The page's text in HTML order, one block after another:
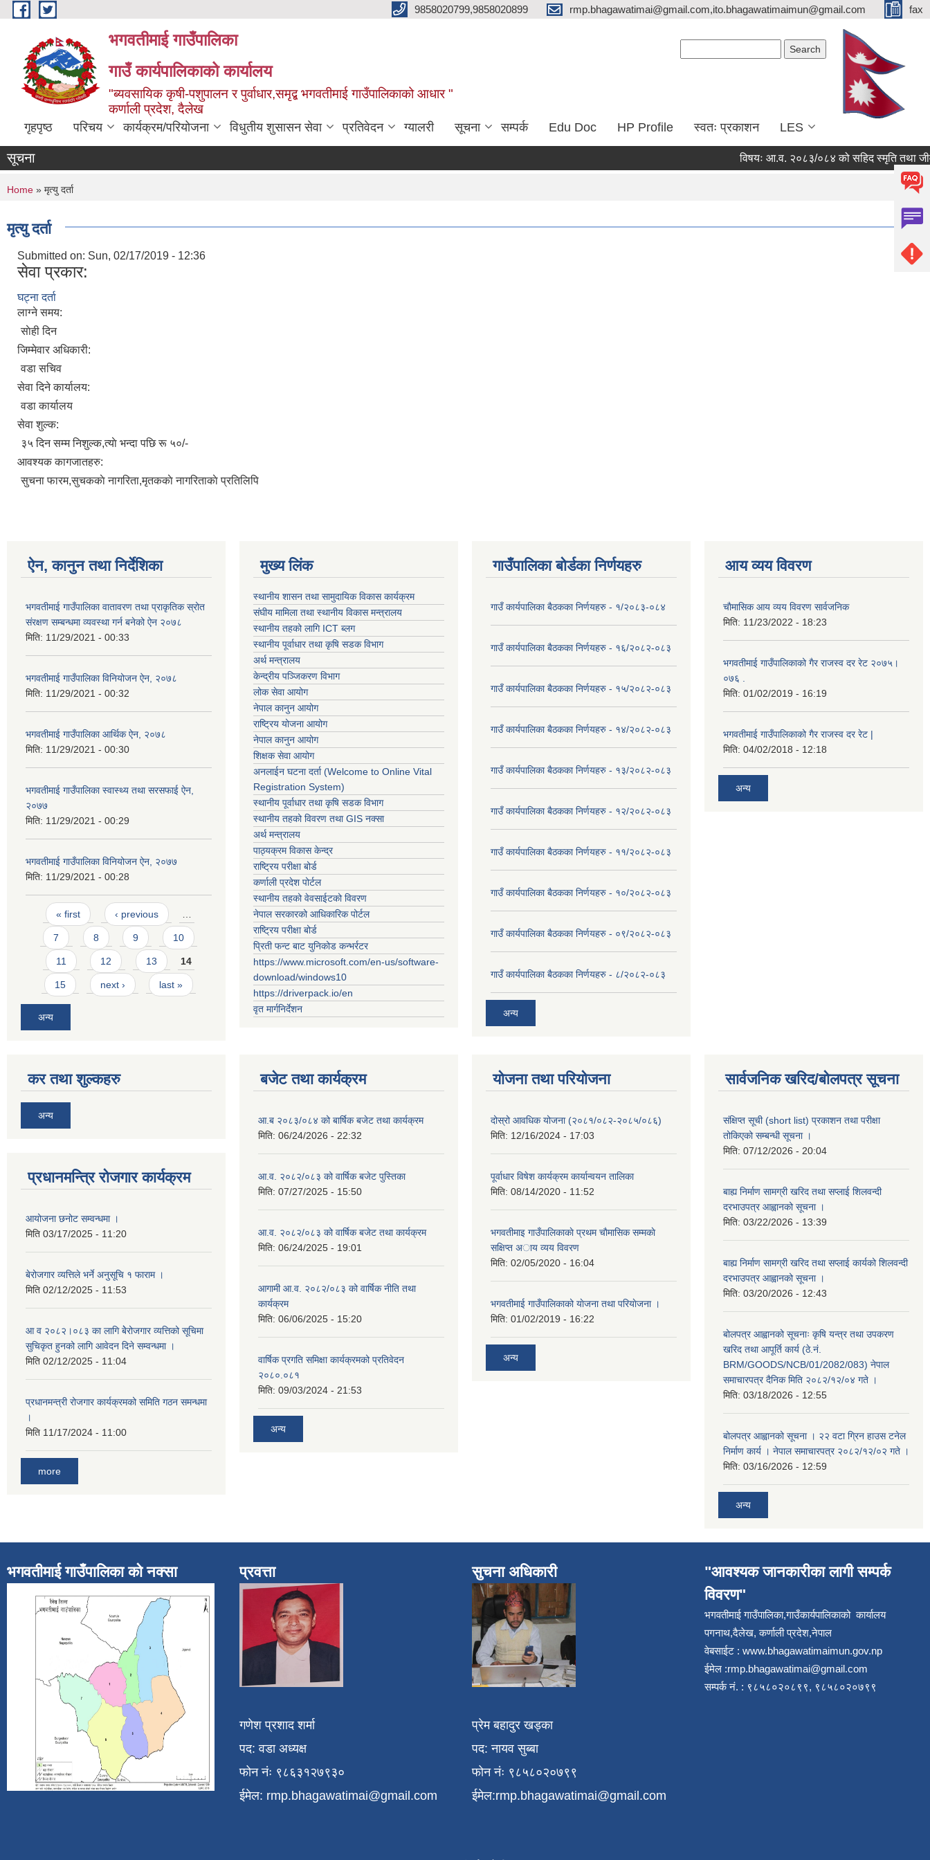
Skip to main content 9858020799,9858020899 rmp.bhagawatimai@gmail.com,ito.bhagawatimaimun@gmail.com fax
भगवतीमाई गाउँपालिका
गाउँ कार्यपालिकाको कार्यालय
"ब्यवसायिक कृषी-पशुपालन र पुर्वाधार,समृद्ब भगवतीमाई गाउँपालिकाको आधार "
कर्णाली प्रदेश, दैलेख
गृहपृष्ठ परिचय कार्यक्रम/परियोजना विधुतीय शुसासन सेवा प्रतिवेदन ग्यालरी सूचना सम्पर्क Edu Doc HP Profile स्वतः प्रकाशन LES
सूचना विषयः आ.व. २०८३/०८४ को सहिद स्मृति तथा जीवन
You are here
Home » मृत्यु दर्ता
मृत्यु दर्ता
Submitted on: Sun, 02/17/2019 - 12:36
सेवा प्रकार:
घट्ना दर्ता
लाग्ने समय:
साेही दिन
जिम्मेवार अधिकारी:
वडा सचिव
सेवा दिने कार्यालय:
वडा कार्यालय
सेवा शुल्क:
३५ दिन सम्म निशुल्क,त्याे भन्दा पछि रू ५०/-
आवश्यक कागजातहरु:
सुचना फारम,सुचककाे नागरिता,मृतककाे नागरिताकाे प्रतिलिपि
ऐन, कानुन तथा निर्देशिका
भगवतीमाई गाउँपालिका वातावरण तथा प्राकृतिक स्रोत
संरक्षण सम्बन्धमा व्यवस्था गर्न बनेको ऐन २०७८
मिति: 11/29/2021 - 00:33
भगवतीमाई गाउँपालिका विनियोजन ऐन, २०७८
मिति: 11/29/2021 - 00:32
भगवतीमाई गाउँपालिका आर्थिक ऐन, २०७८
मिति: 11/29/2021 - 00:30
भगवतीमाई गाउँपालिका स्वास्थ्य तथा सरसफाई ऐन,
२०७७
मिति: 11/29/2021 - 00:29
भगवतीमाई गाउँपालिका विनियोजन ऐन, २०७७
मिति: 11/29/2021 - 00:28
Pages
« first ‹ previous …
7 8 9 10
11 12 13 14
15 next › last »
अन्य
मुख्य लिंक
स्थानीय शासन तथा सामुदायिक विकास कार्यक्रम
संघीय मामिला तथा स्थानीय विकास मन्त्रालय
स्थानीय तहको लागि ICT ब्लग
स्थानीय पूर्वाधार तथा कृषि सडक विभाग
अर्थ मन्त्रालय
केन्द्रीय पञ्जिकरण विभाग
लोक सेवा आयोग
नेपाल कानुन आयोग
राष्ट्रिय योजना आयोग
नेपाल कानुन आयोग
शिक्षक सेवा आयोग
अनलाईन घटना दर्ता (Welcome to Online Vital
Registration System)
स्थानीय पूर्वाधार तथा कृषि सडक विभाग
स्थानीय तहको विवरण तथा GIS नक्सा
अर्थ मन्त्रालय
पाठ्यक्रम विकास केन्द्र
राष्ट्रिय परीक्षा बोर्ड
कर्णाली प्रदेश पोर्टल
स्थानीय तहको वेवसाईटको विवरण
नेपाल सरकारको आधिकारिक पोर्टल
राष्ट्रिय परीक्षा बोर्ड
प्रिती फन्ट बाट युनिकोड कन्भर्रटर
https://www.microsoft.com/en-us/software-
download/windows10
https://driverpack.io/en
वृत मार्गनिर्देशन
गाउँपालिका बोर्डका निर्णयहरु
गाउँ कार्यपालिका बैठकका निर्णयहरु - १/२०८३-०८४
गाउँ कार्यपालिका बैठकका निर्णयहरु - १६/२०८२-०८३
गाउँ कार्यपालिका बैठकका निर्णयहरु - १५/२०८२-०८३
गाउँ कार्यपालिका बैठकका निर्णयहरु - १४/२०८२-०८३
गाउँ कार्यपालिका बैठकका निर्णयहरु - १३/२०८२-०८३
गाउँ कार्यपालिका बैठकका निर्णयहरु - १२/२०८२-०८३
गाउँ कार्यपालिका बैठकका निर्णयहरु - ११/२०८२-०८३
गाउँ कार्यपालिका बैठकका निर्णयहरु - १०/२०८२-०८३
गाउँ कार्यपालिका बैठकका निर्णयहरु - ०९/२०८२-०८३
गाउँ कार्यपालिका बैठकका निर्णयहरु - ८/२०८२-०८३
अन्य
आय व्यय विवरण
चाैमासिक आय व्यय विवरण सार्वजनिक
मिति: 11/23/2022 - 18:23
भगवतीमाई गाउँपालिकाको गैर राजस्व दर रेट २०७५।
०७६ .
मिति: 01/02/2019 - 16:19
भगवतीमाई गाउँपालिकाको गैर राजस्व दर रेट |
मिति: 04/02/2018 - 12:18
अन्य
कर तथा शुल्कहरु
अन्य
प्रधानमन्त्रि रोजगार कार्यक्रम
आयोजना छनोट सम्वन्धमा ।
मिति 03/17/2025 - 11:20
बेरोजगार व्यत्तिले भर्ने अनुसूचि १ फाराम ।
मिति 02/12/2025 - 11:53
आ व २०८२।०८३ का लागि बेेरोजगार व्यत्तिको सूचिमा
सुचिकृत हुनको लागि आवेदन दिने सम्वन्धमा ।
मिति 02/12/2025 - 11:04
प्रधानमन्त्री रोजगार कार्यक्रमको समिति गठन समन्धमा
।
मिति 11/17/2024 - 11:00
more
बजेट तथा कार्यक्रम
आ.ब २०८३/०८४ को बार्षिक बजेट तथा कार्यक्रम
मिति: 06/24/2026 - 22:32
आ.व. २०८२/०८३ को वार्षिक बजेट पुस्तिका
मिति: 07/27/2025 - 15:50
आ.व. २०८२/०८३ को वार्षिक बजेट तथा कार्यक्रम
मिति: 06/24/2025 - 19:01
आगामी आ.व. २०८२/०८३ को वार्षिक नीति तथा
कार्यक्रम
मिति: 06/06/2025 - 15:20
वार्षिक प्रगति समिक्षा कार्यक्रमको प्रतिवेदन
२०८०.०८१
मिति: 09/03/2024 - 21:53
अन्य
योजना तथा परियोजना
दोस्रो आवधिक योजना (२०८१/०८२-२०८५/०८६)
मिति: 12/16/2024 - 17:03
पूर्वाधार विषेश कार्यक्रम कार्यान्वयन तालिका
मिति: 08/14/2020 - 11:52
भगवतीमाइ गाउँपालिकाकाे प्रथम चाैमासिक सम्मकाे
सक्षिप्त अाय व्यय विवरण
मिति: 02/05/2020 - 16:04
भगवतीमाई गाउँपालिकाको याेजना तथा परियाेजना ।
मिति: 01/02/2019 - 16:22
अन्य
सार्वजनिक खरिद/बोलपत्र सूचना
संक्षिप्त सूची (short list) प्रकाशन तथा परीक्षा
तोकिएको सम्बन्धी सूचना ।
मिति: 07/12/2026 - 20:04
बाह्य निर्माण सामग्री खरिद तथा सप्लाई शिलवन्दी
दरभाउपत्र आह्वानको सूचना ।
मिति: 03/22/2026 - 13:39
बाह्य निर्माण सामग्री खरिद तथा सप्लाई कार्यको शिलवन्दी
दरभाउपत्र आह्वानको सूचना ।
मिति: 03/20/2026 - 12:43
बोलपत्र आह्वानको सूचनाः कृषि यन्त्र तथा उपकरण
खरिद तथा आपूर्ति कार्य (ठे.नं.
BRM/GOODS/NCB/01/2082/083) नेपाल
समाचारपत्र दैनिक मिति २०८२/१२/०४ गते ।
मिति: 03/18/2026 - 12:55
बोलपत्र आह्वानको सूचना । २२ वटा ग्रिन हाउस टनेल
निर्माण कार्य । नेपाल समाचारपत्र २०८२/१२/०२ गते ।
मिति: 03/16/2026 - 12:59
अन्य
भगवतीमाई गाउँपालिका को नक्सा प्रवत्ता
गणेश प्रशाद शर्मा
पद: वडा अध्यक्ष
फोन नंः ९८६३१२७९३०
ईमेल: rmp.bhagawatimai@gmail.com
सुचना अधिकारी
प्रेम बहादुर खड्का
पद: नायव सुब्बा
फोन नंः ९८५८०२०७९९
ईमेल:rmp.bhagawatimai@gmail.com
"आवश्यक जानकारीका लागी सम्पर्क
विवरण"
भगवतीमाई गाउँपालिका,गाउँकार्यपालिकाको कार्यालय
पगनाथ,दैलेख, कर्णाली प्रदेश,नेपाल
वेबसाईट : www.bhagawatimaimun.gov.np
ईमेल :rmp.bhagawatimai@gmail.com
सम्पर्क नं. : ९८५८०२०८९९, ९८५८०२०७९९